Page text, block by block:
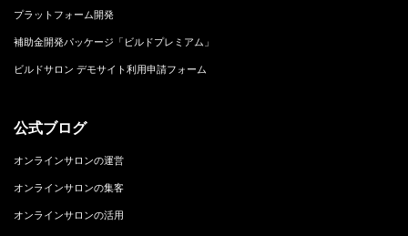
プラットフォーム開発
補助金開発パッケージ「ビルドプレミアム」
ビルドサロン デモサイト利用申請フォーム
公式ブログ
オンラインサロンの運営
オンラインサロンの集客
オンラインサロンの活用